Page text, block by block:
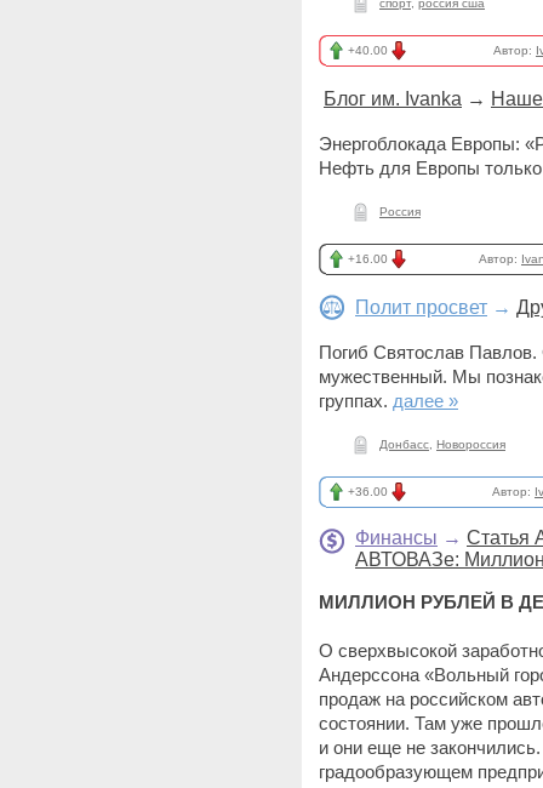
спорт, россия сша
+40.00 Автор:
Блог им. Ivanka → Наше
Энергоблокада Европы:
Нефть для Европы
Россия
+16.00 Автор:
Полит просвет →
Погиб Святослав
мужественный. Мы
группах. далее »
Донбасс Новороссия
+36.00 Автор:
Финансы → Статья
АВТОВАЗе: Миллион
МИЛЛИОН РУБЛЕЙ В
О сверхвысокой
Андерссона «Вольный
продаж на российском
состоянии. Там уже
и они еще не
градообразующем